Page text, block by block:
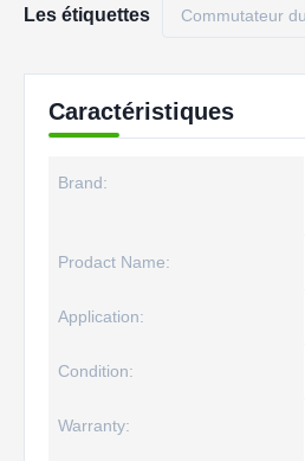
Les étiquettes Commutateur
Caractéristiques
Brand:
Prodact Name:
Application:
Condition:
Warranty: